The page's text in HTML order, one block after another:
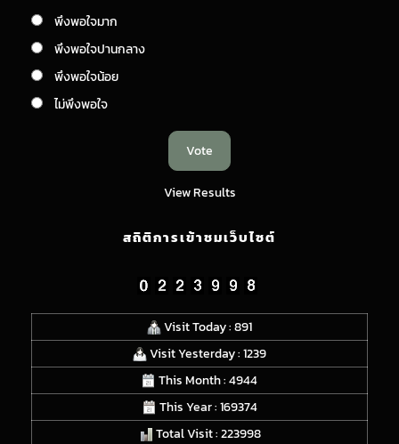
พึงพอใจมาก
พึงพอใจปานกลาง
พึงพอใจน้อย
ไม่พึงพอใจ
View Results
สถิติการเข้าชมเว็บไซต์
Visit Today : 891
Visit Yesterday : 1239
This Month : 4944
This Year : 169374
Total Visit : 223998